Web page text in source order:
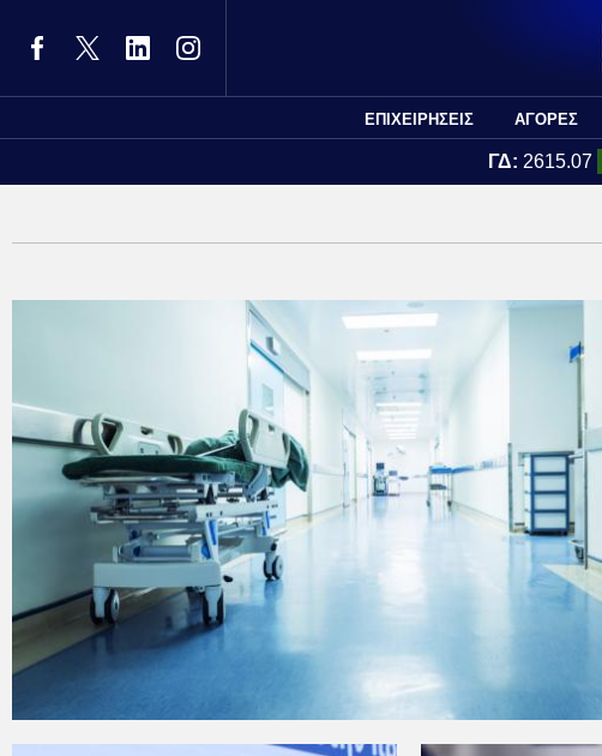
ΕΠΙΧΕΙΡΗΣΕΙΣ ΑΓΟΡΕΣ
ΓΔ: 2615.07